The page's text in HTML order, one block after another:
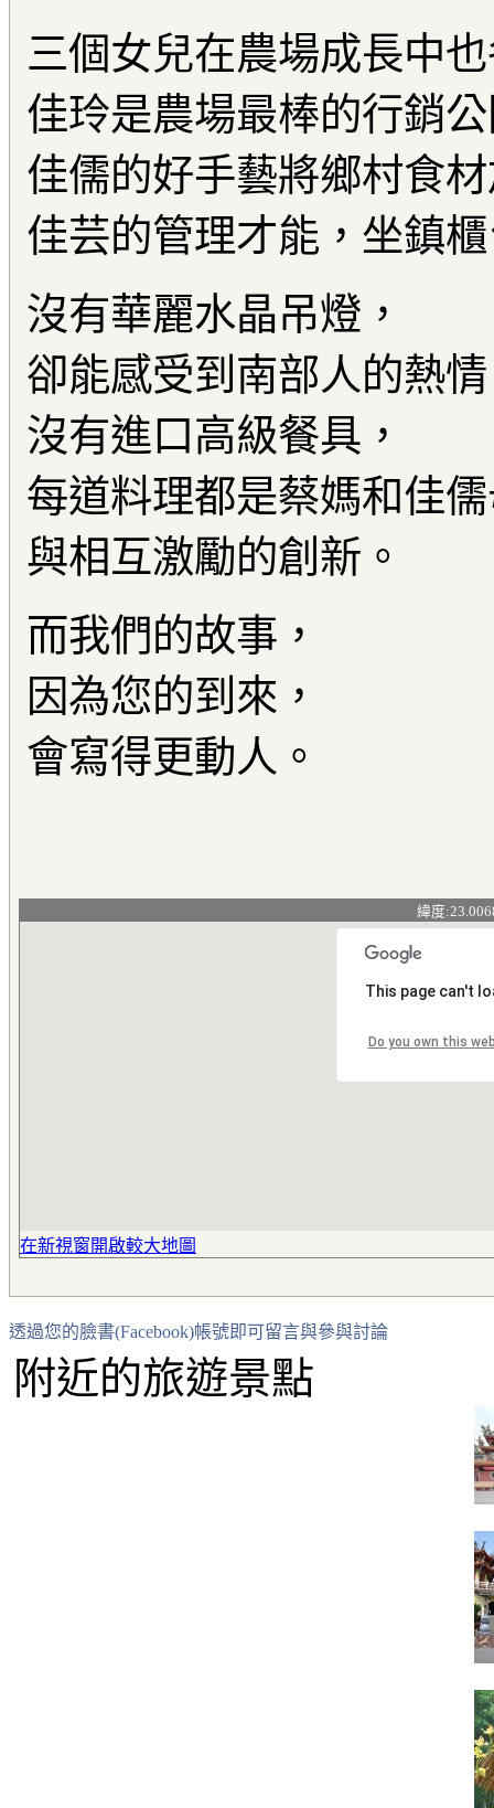
三個女兒在農場成長中
佳玲是農場最棒的行銷
佳儒的好手藝將鄉村食
佳芸的管理才能，坐鎮
沒有華麗水晶吊燈，
卻能感受到南部人的熱
沒有進口高級餐具，
每道料理都是蔡媽和佳
與相互激勵的創新。
而我們的故事，
因為您的到來，
會寫得更動人。
緯度
This page can't
Do you own this
在新視窗開啟較大地圖
透過您的臉書(Facebook)帳號即可留言與參與討論
附近的旅遊景點